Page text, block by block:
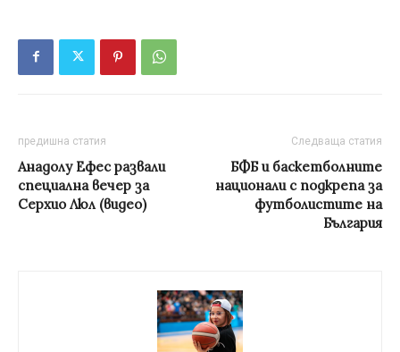
предишна статия
Анадолу Ефес развали
специална вечер за
Серхио Люл (видео)
Следваща статия
БФБ и баскетболните
национали с подкрепа за
футболистите на
България